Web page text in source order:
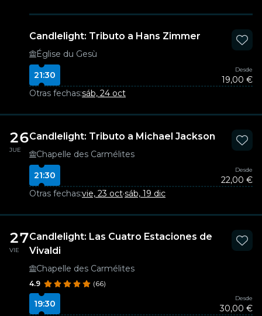
Candlelight: Tributo a Hans Zimmer
Église du Gesù
21:30
Desde
19,00 €
Otras fechas:sáb, 24 oct
26
JUE
Candlelight: Tributo a Michael Jackson
Chapelle des Carmélites
21:30
Desde
22,00 €
Otras fechas:vie, 23 oct·sáb, 19 dic
27
VIE
Candlelight: Las Cuatro Estaciones de
Vivaldi
Chapelle des Carmélites
4.9 (66)
19:30
Desde
30,00 €